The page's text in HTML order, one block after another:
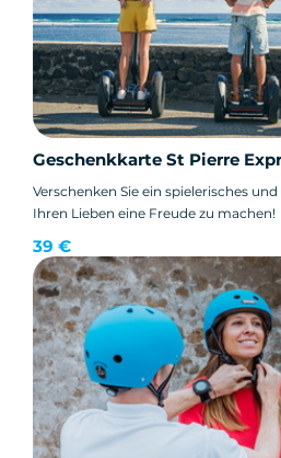
Geschenkkarte St Pierre
Verschenken Sie ein spielerisches
Ihren Lieben eine Freude zu machen!
39 €